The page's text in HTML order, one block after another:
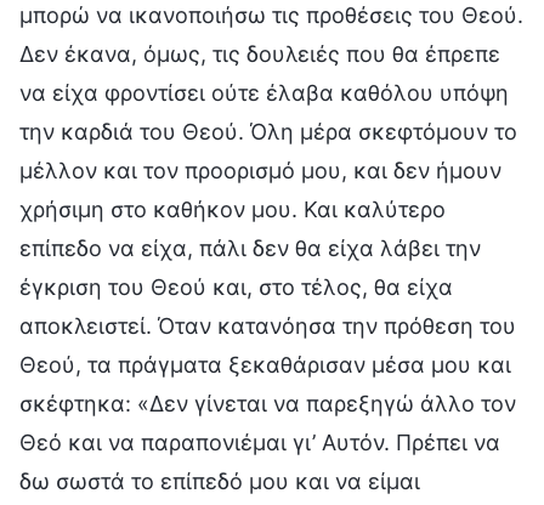
μπορώ να ικανοποιήσω τις προθέσεις του Θεού.
Δεν έκανα, όμως, τις δουλειές που θα έπρεπε
να είχα φροντίσει ούτε έλαβα καθόλου υπόψη
την καρδιά του Θεού. Όλη μέρα σκεφτόμουν το
μέλλον και τον προορισμό μου, και δεν ήμουν
χρήσιμη στο καθήκον μου. Και καλύτερο
επίπεδο να είχα, πάλι δεν θα είχα λάβει την
έγκριση του Θεού και, στο τέλος, θα είχα
αποκλειστεί. Όταν κατανόησα την πρόθεση του
Θεού, τα πράγματα ξεκαθάρισαν μέσα μου και
σκέφτηκα: «Δεν γίνεται να παρεξηγώ άλλο τον
Θεό και να παραπονιέμαι γι’ Αυτόν. Πρέπει να
δω σωστά το επίπεδό μου και να είμαι